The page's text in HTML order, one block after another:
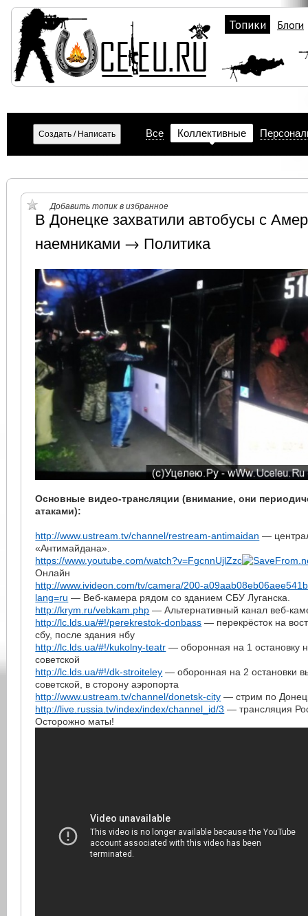
Топики Блоги
Все Коллективные
Добавить топик в избранное
В Донецке захватили автобусы с
наемниками → Политика
Основные видео-трансляции (внимание, они
атаками):
http://www.ustream.tv/channel/restream-antimaidan —
«Антимайдана».
https://www.youtube.com/watch?v=FgcnnUjlZzc
Онлайн
http://www.ivideon.com/tv/camera/200-
lang=ru — Веб-камера рядом со зданием СБУ Луганска.
http://krym.ru/vebkam.php — Альтернативный канал веб-
http://lc.lds.ua/#!/perekrestok-donbass — перекрёсток на
сбу, после здания нбу
http://lc.lds.ua/#!/kukolny-teatr — оборонная на 1 остановку
советской
http://lc.lds.ua/#!/dk-stroiteley — оборонная на 2 остановки
советской, в сторону аэропорта
http://www.ustream.tv/channel/donetsk-city — стрим по
http://live.russia.tv/index/index/channel_id/3 — трансляция
Осторожно маты!